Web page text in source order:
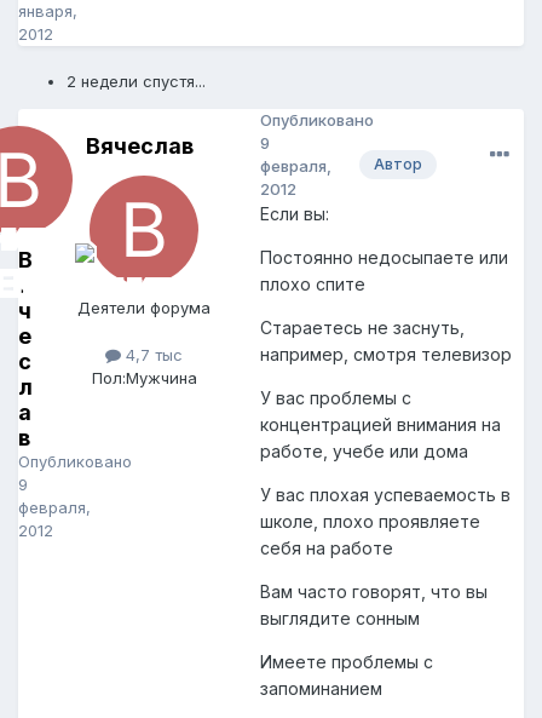
января,
2012
2 недели спустя...
В
я
ч
е
с
л
а
в
Опубликовано
9
февраля,
2012
Вячеслав
Деятели форума
4,7 тыс
Пол:Мужчина
Автор
Опубликовано
9
февраля,
2012
Если вы:
Постоянно недосыпаете или
плохо спите
Стараетесь не заснуть,
например, смотря телевизор
У вас проблемы с
концентрацией внимания на
работе, учебе или дома
У вас плохая успеваемость в
школе, плохо проявляете
себя на работе
Вам часто говорят, что вы
выглядите сонным
Имеете проблемы с
запоминанием